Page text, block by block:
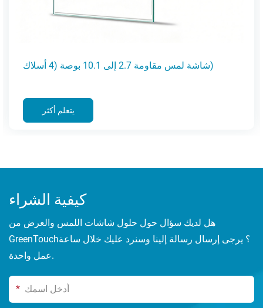
شاشة لمس مقاومة 2.7 إلى 10.1 بوصة (4 أسلاك)
كيفية الشراء
هل لديك سؤال حول حلول شاشات اللمس والعرض من
GreenTouch؟ يرجى إرسال رسالة إلينا وسنرد عليك خلال ساعة
عمل واحدة.
*